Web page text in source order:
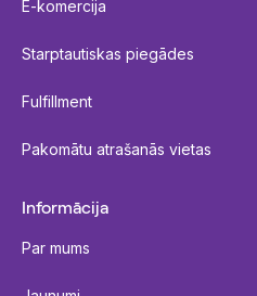
E-komercija
Starptautiskas piegādes
Fulfillment
Pakomātu atrašanās vietas
Informācija
Par mums